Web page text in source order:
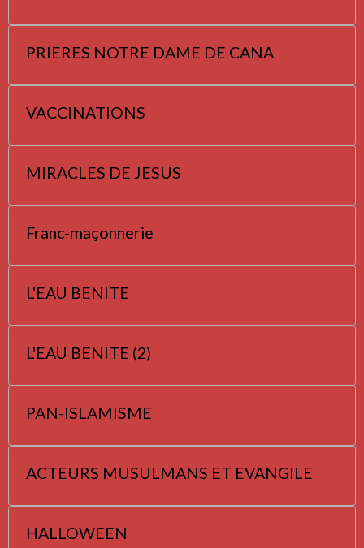
PRIERES NOTRE DAME DE CANA
VACCINATIONS
MIRACLES DE JESUS
Franc-maçonnerie
L'EAU BENITE
L'EAU BENITE (2)
PAN-ISLAMISME
ACTEURS MUSULMANS ET EVANGILE
HALLOWEEN